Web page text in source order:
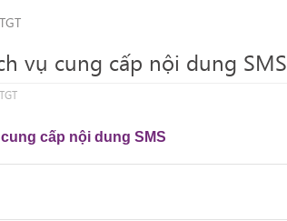
vụ cung cấp nội dung SMS
cấp nội dung SMS